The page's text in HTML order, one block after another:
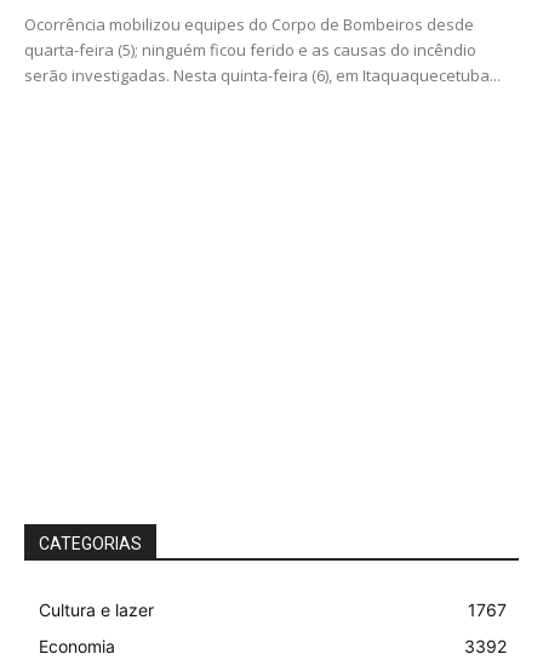
Ocorrência mobilizou equipes do Corpo de Bombeiros desde
quarta-feira (5); ninguém ficou ferido e as causas do incêndio
serão investigadas. Nesta quinta-feira (6), em Itaquaquecetuba...
CATEGORIAS
Cultura e lazer
1767
Economia
3392